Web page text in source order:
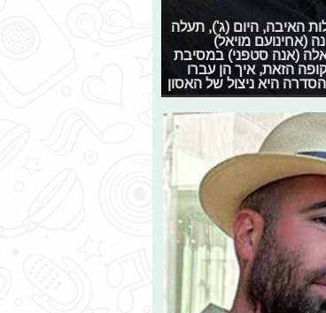
האיבה, היום (ג'), תעלה
(אחינועם מויאל)
(אנה סטפני) במסיבת
הזאת, איך הן עברו
היא ניצול של האסון